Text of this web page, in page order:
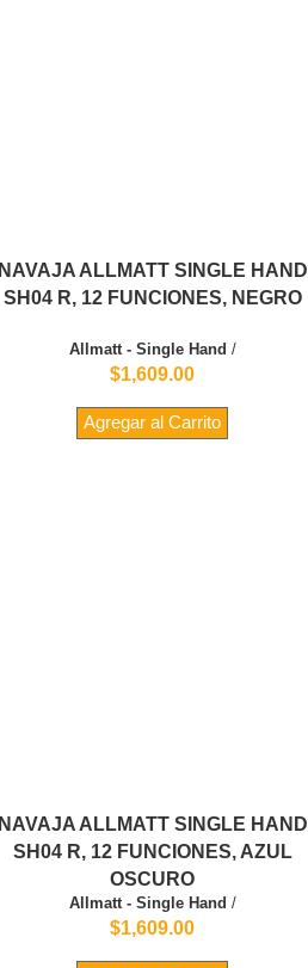
NAVAJA ALLMATT SINGLE HAND
SH04 R, 12 FUNCIONES, NEGRO
Allmatt - Single Hand /
$1,609.00
Agregar al Carrito
NAVAJA ALLMATT SINGLE HAND
SH04 R, 12 FUNCIONES, AZUL
OSCURO
Allmatt - Single Hand /
$1,609.00